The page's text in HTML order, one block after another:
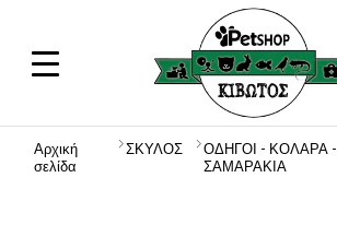
Αρχική
σελίδα
ΣΚΥΛΟΣ
ΟΔΗΓΟΙ - ΚΟΛΑΡΑ -
ΣΑΜΑΡΑΚΙΑ